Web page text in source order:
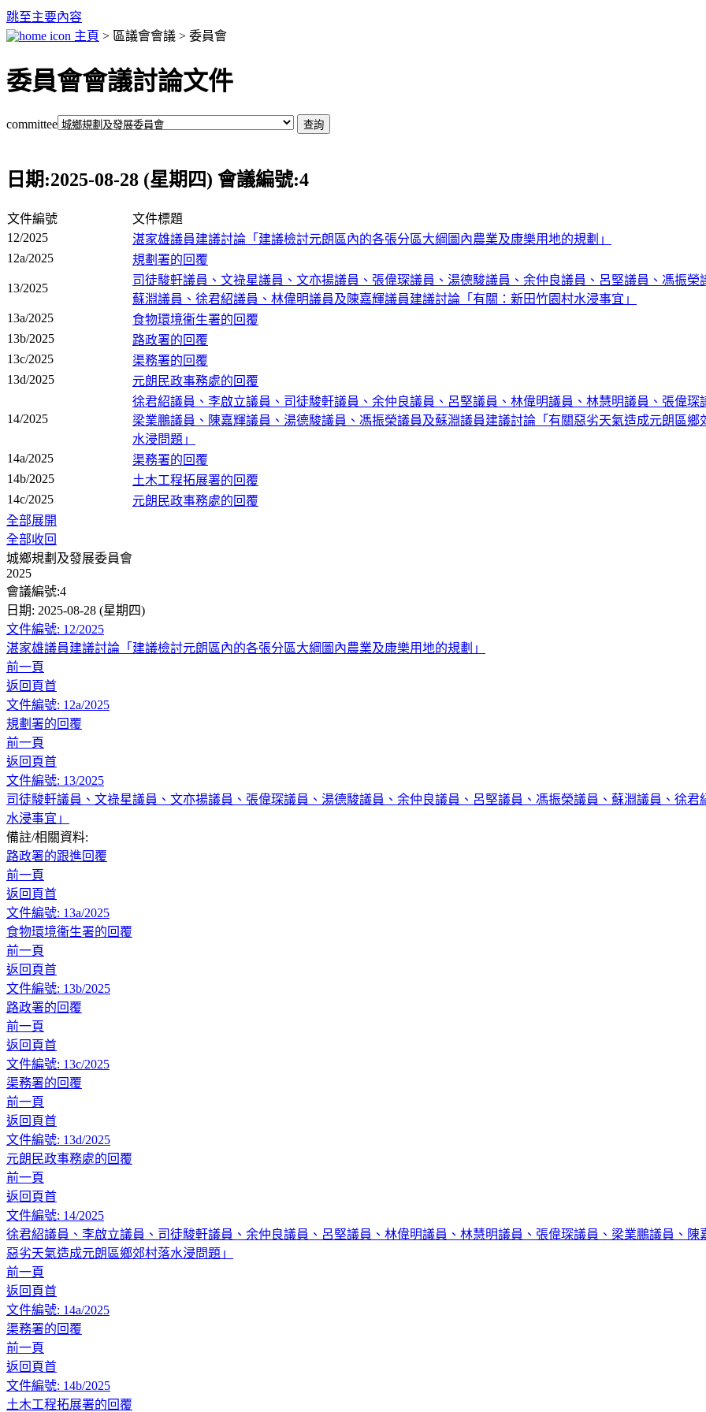
跳至主要內容
主頁 > 區議會會議 > 委員會
委員會會議討論文件
committee
日期:2025-08-28 (星期四) 會議編號:4
文件編號 文件標題
12/2025
湛家雄議員建議討論「建議檢討元朗區內的各張分區大綱圖內農業及康樂用地的規劃」
12a/2025
規劃署的回覆
13/2025
司徒駿軒議員、文祿星議員、文亦揚議員、張偉琛議員、湯德駿議員、余仲良議員、呂堅議員、馮振榮
蘇淵議員、徐君紹議員、林偉明議員及陳嘉輝議員建議討論「有關：新田竹園村水浸事宜」
13a/2025
食物環境衞生署的回覆
13b/2025
路政署的回覆
13c/2025
渠務署的回覆
13d/2025
元朗民政事務處的回覆
14/2025
徐君紹議員、李啟立議員、司徒駿軒議員、余仲良議員、呂堅議員、林偉明議員、林慧明議員、張偉琛
梁業鵬議員、陳嘉輝議員、湯德駿議員、馮振榮議員及蘇淵議員建議討論「有關惡劣天氣造成元朗區鄉
水浸問題」
14a/2025
渠務署的回覆
14b/2025
土木工程拓展署的回覆
14c/2025
元朗民政事務處的回覆
全部展開
全部收回
城鄉規劃及發展委員會
2025
會議編號:4
日期: 2025-08-28 (星期四)
文件編號: 12/2025
湛家雄議員建議討論「建議檢討元朗區內的各張分區大綱圖內農業及康樂用地的規劃」
前一頁
返回頁首
文件編號: 12a/2025
規劃署的回覆
前一頁
返回頁首
文件編號: 13/2025
司徒駿軒議員、文祿星議員、文亦揚議員、張偉琛議員、湯德駿議員、余仲良議員、呂堅議員、馮振榮議員、蘇淵議員、徐
水浸事宜」
備註/相關資料:
路政署的跟進回覆
前一頁
返回頁首
文件編號: 13a/2025
食物環境衞生署的回覆
前一頁
返回頁首
文件編號: 13b/2025
路政署的回覆
前一頁
返回頁首
文件編號: 13c/2025
渠務署的回覆
前一頁
返回頁首
文件編號: 13d/2025
元朗民政事務處的回覆
前一頁
返回頁首
文件編號: 14/2025
徐君紹議員、李啟立議員、司徒駿軒議員、余仲良議員、呂堅議員、林偉明議員、林慧明議員、張偉琛議員、梁業鵬議員、
惡劣天氣造成元朗區鄉郊村落水浸問題」
前一頁
返回頁首
文件編號: 14a/2025
渠務署的回覆
前一頁
返回頁首
文件編號: 14b/2025
土木工程拓展署的回覆